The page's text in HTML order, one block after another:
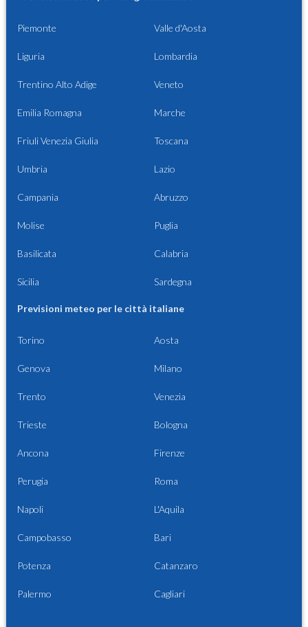
Piemonte Valle d'Aosta
Liguria Lombardia
Trentino Alto Adige Veneto
Emilia Romagna Marche
Friuli Venezia Giulia Toscana
Umbria Lazio
Campania Abruzzo
Molise Puglia
Basilicata Calabria
Sicilia Sardegna
Previsioni meteo per le città italiane
Torino Aosta
Genova Milano
Trento Venezia
Trieste Bologna
Ancona Firenze
Perugia Roma
Napoli L'Aquila
Campobasso Bari
Potenza Catanzaro
Palermo Cagliari